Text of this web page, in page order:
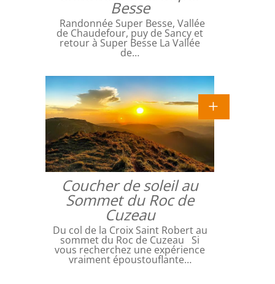
Besse
Randonnée Super Besse, Vallée
de Chaudefour, puy de Sancy et
retour à Super Besse La Vallée
de…
Coucher de soleil au
Sommet du Roc de
Cuzeau
Du col de la Croix Saint Robert au
sommet du Roc de Cuzeau Si
vous recherchez une expérience
vraiment époustouflante…